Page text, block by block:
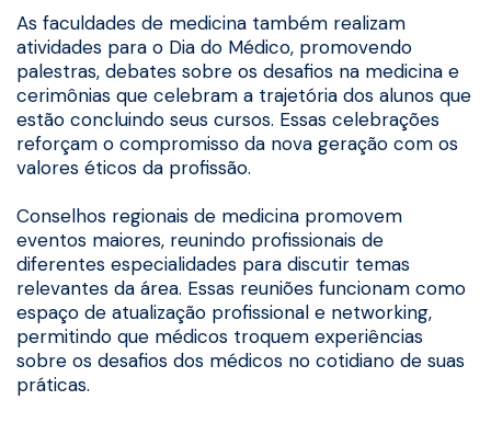
As faculdades de medicina também realizam
atividades para o Dia do Médico, promovendo
palestras, debates sobre os desafios na medicina e
cerimônias que celebram a trajetória dos alunos que
estão concluindo seus cursos. Essas celebrações
reforçam o compromisso da nova geração com os
valores éticos da profissão.
Conselhos regionais de medicina promovem
eventos maiores, reunindo profissionais de
diferentes especialidades para discutir temas
relevantes da área. Essas reuniões funcionam como
espaço de atualização profissional e networking,
permitindo que médicos troquem experiências
sobre os desafios dos médicos no cotidiano de suas
práticas.